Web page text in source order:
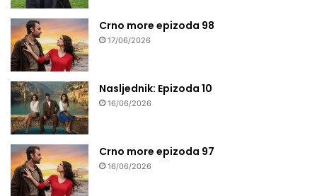
Crno more epizoda 98
17/06/2026
Nasljednik: Epizoda 10
16/06/2026
Crno more epizoda 97
16/06/2026